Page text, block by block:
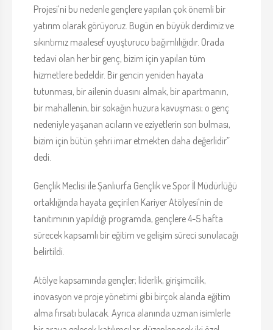
Projesi’ni bu nedenle gençlere yapılan çok önemli bir
yatırım olarak görüyoruz. Bugün en büyük derdimiz ve
sıkıntımız maalesef uyuşturucu bağımlılığıdır. Orada
tedavi olan her bir genç, bizim için yapılan tüm
hizmetlere bedeldir. Bir gencin yeniden hayata
tutunması, bir ailenin duasını almak, bir apartmanın,
bir mahallenin, bir sokağın huzura kavuşması; o genç
nedeniyle yaşanan acıların ve eziyetlerin son bulması,
bizim için bütün şehri imar etmekten daha değerlidir”
dedi.
Gençlik Meclisi ile Şanlıurfa Gençlik ve Spor İl Müdürlüğü
ortaklığında hayata geçirilen Kariyer Atölyesi’nin de
tanıtımının yapıldığı programda, gençlere 4-5 hafta
sürecek kapsamlı bir eğitim ve gelişim süreci sunulacağı
belirtildi.
Atölye kapsamında gençler; liderlik, girişimcilik,
inovasyon ve proje yönetimi gibi birçok alanda eğitim
alma fırsatı bulacak. Ayrıca alanında uzman isimlerle